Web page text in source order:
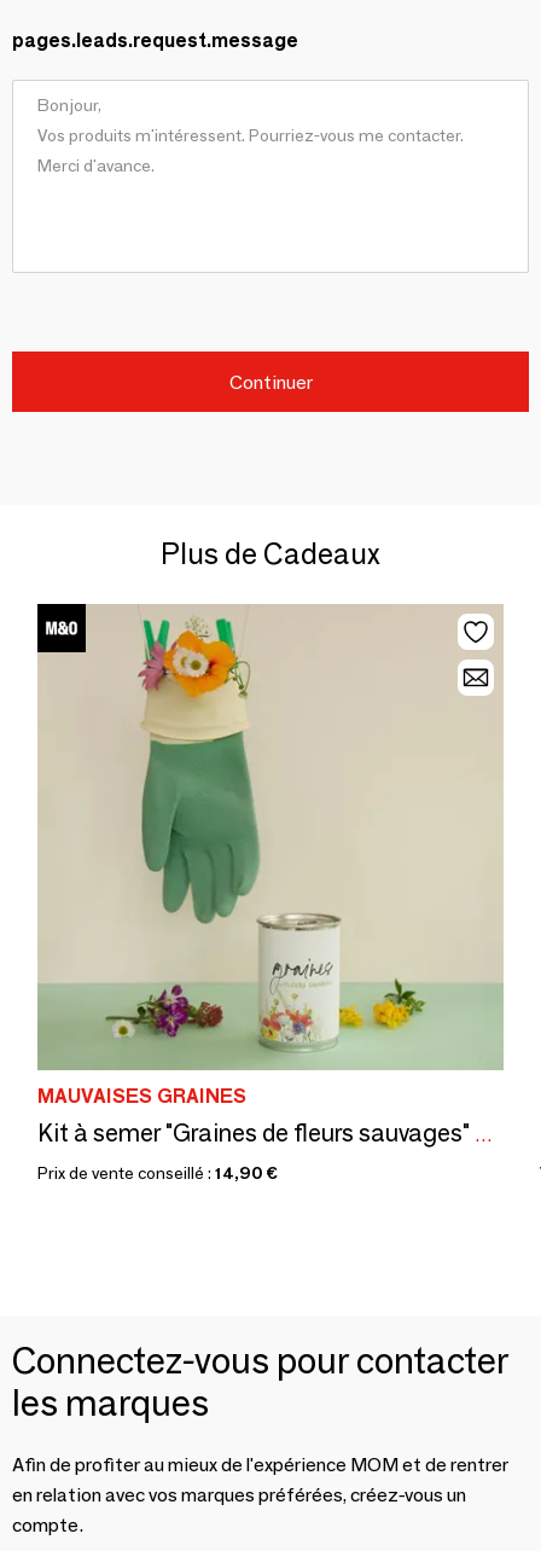
pages.leads.request.message
Continuer
Plus de Cadeaux
MAUVAISES GRAINES
Kit à semer "Graines de fleurs sauvages" Fabriqué en France
Prix de vente conseillé : 14,90 €
Connectez-vous pour contacter
les marques
Afin de profiter au mieux de l'expérience MOM et de rentrer
en relation avec vos marques préférées, créez-vous un
compte.